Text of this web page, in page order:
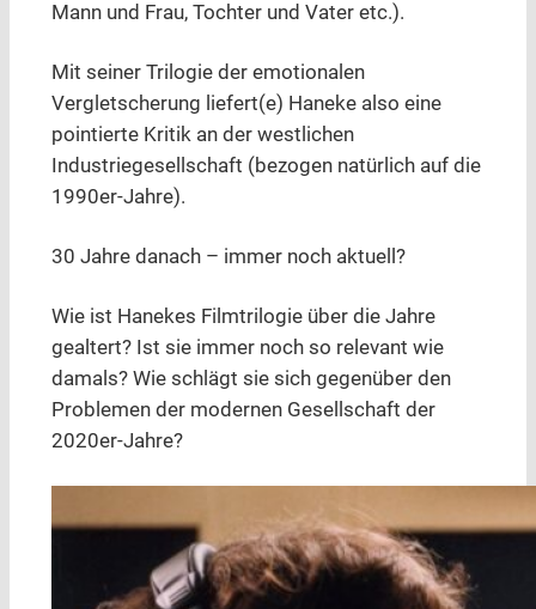
Mann und Frau, Tochter und Vater etc.).
Mit seiner Trilogie der emotionalen
Vergletscherung liefert(e) Haneke also eine
pointierte Kritik an der westlichen
Industriegesellschaft (bezogen natürlich auf die
1990er-Jahre).
30 Jahre danach – immer noch aktuell?
Wie ist Hanekes Filmtrilogie über die Jahre
gealtert? Ist sie immer noch so relevant wie
damals? Wie schlägt sie sich gegenüber den
Problemen der modernen Gesellschaft der
2020er-Jahre?